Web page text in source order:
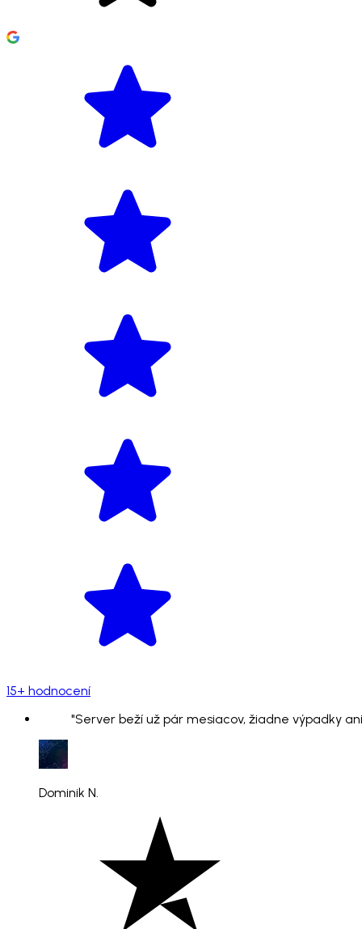
15+ hodnocení
"Server beží už pár mesiacov, žiadne výpadky
Dominik N.